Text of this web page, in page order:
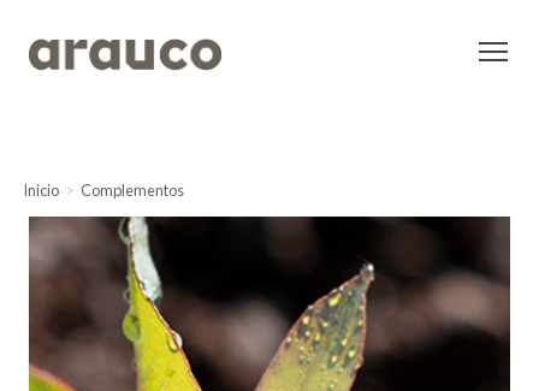
Inicio Complementos